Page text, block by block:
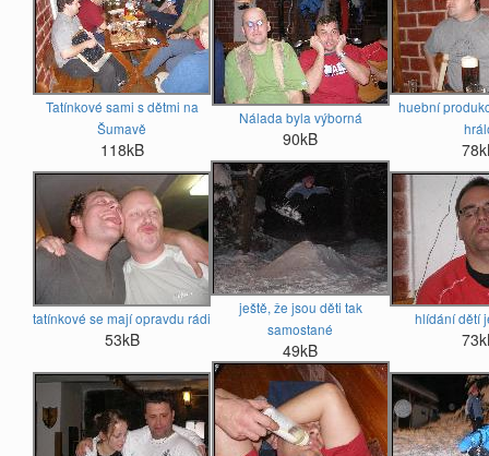
Tatínkové sami s dětmi na
Šumavě
118kB
Nálada byla výborná
90kB
huební
tatínkové se mají opravdu rádi
53kB
ještě, že jsou děti tak
samostané
49kB
hlídání dětí